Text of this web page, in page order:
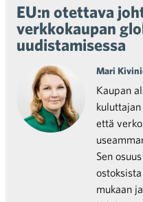
EU:n otettava
verkkokaupan
uudistamisessa
Mari
Kaupan
että
Sen
mukaan